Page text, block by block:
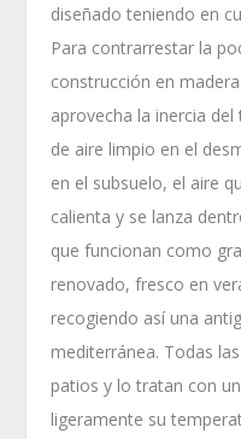
diseñado teniendo en
Para contrarrestar la
construcción en
aprovecha la inercia
de aire limpio en el
en el subsuelo, el aire
calienta y se lanza
que funcionan como
renovado, fresco en
recogiendo así una
mediterránea. Todas
patios y lo tratan con
ligeramente su